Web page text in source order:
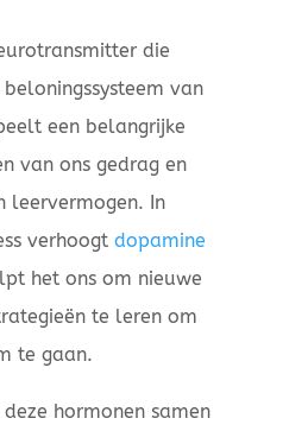
die
van
een belangrijke
van ons gedrag en
leervermogen. In
verhoogt dopamine
het ons om nieuwe
te leren om
te gaan.
deze hormonen samen